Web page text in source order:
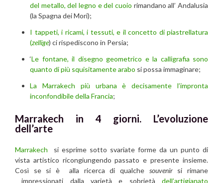
del metallo, del legno e del cuoio rimandano all’ Andalusia
(la Spagna dei Mori);
I tappeti, i ricami, i tessuti, e il concetto di piastrellatura
(zellige) ci rispediscono in Persia;
‘Le fontane, il disegno geometrico e la calligrafia sono
quanto di più squisitamente arabo si possa immaginare;
La Marrakech più urbana è decisamente l’impronta
inconfondibile della Francia;
Marrakech in 4 giorni. L’evoluzione
dell’arte
Marrakech si esprime sotto svariate forme da un punto di
vista artistico ricongiungendo passato e presente insieme.
Così se si è alla ricerca di qualche souvenirsi rimane
impressionati dalla varietà e sobrietà dell’artigianato